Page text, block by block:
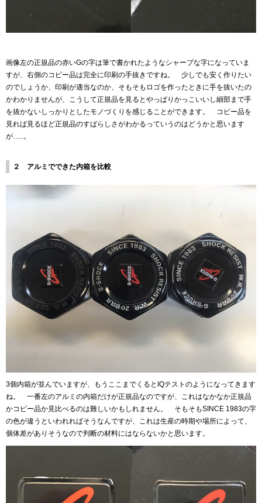
画像左の正規品の赤いGの字は筆で書かれたようなシャープな字になっていま
すが、右側のコピー品は完全に印刷の手抜きですね。 少しでも安く作りたい
のでしょうか、印刷が適当なのか、そもそもロゴを作ったときに手を抜いたの
かわかりませんが、こうして正規品を見るとやっぱりかっこいいし細部まで手
を抜かないしっかりとしたモノづくりを感じることができます。 コピー品を
見れば見るほど正規品のすばらしさがわかるっていうのはどうかと思います
が…..。
２ アルミでできた内箱を比較
3個内箱が並んでいますが、もうここまでくるとIQテストのようになってきます
ね。 一番左のアルミの内箱だけが正規品なのですが、これはなかなか正規品
かコピー品か見比べるのは難しいかもしれません。 そもそもSINCE 1983の字
の色が違うといわれればそうなんですが、これは生産の時期や場所によって、
個体差がありそうなので判断の材料にはならないかと思います。